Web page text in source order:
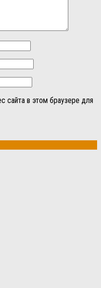
сайта в этом браузере для